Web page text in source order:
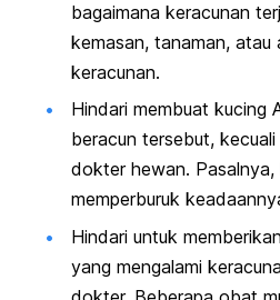
bagaimana keracunan
kemasan, tanaman, atau
keracunan.
Hindari membuat kucing
beracun tersebut,
dokter hewan. Pasalnya,
memperburuk
Hindari untuk
yang mengalami